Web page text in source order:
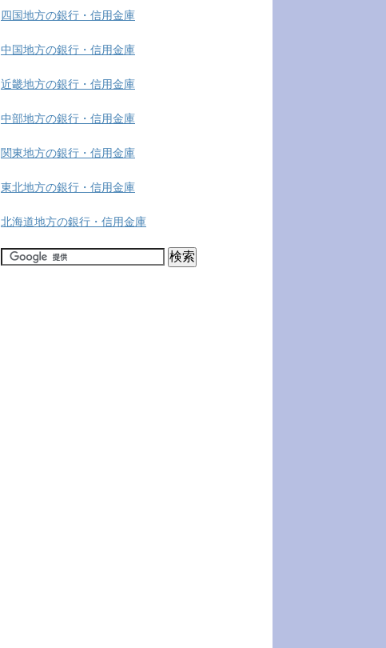
四国地方の銀行・信用金庫
中国地方の銀行・信用金庫
近畿地方の銀行・信用金庫
中部地方の銀行・信用金庫
関東地方の銀行・信用金庫
東北地方の銀行・信用金庫
北海道地方の銀行・信用金庫